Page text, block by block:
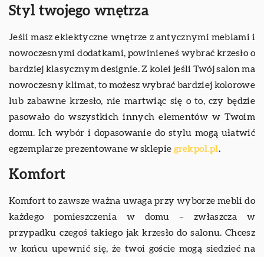
Styl twojego wnętrza
Jeśli masz eklektyczne wnętrze z antycznymi meblami i
nowoczesnymi dodatkami, powinieneś wybrać krzesło o
bardziej klasycznym designie. Z kolei jeśli Twój salon ma
nowoczesny klimat, to możesz wybrać bardziej kolorowe
lub zabawne krzesło, nie martwiąc się o to, czy będzie
pasowało do wszystkich innych elementów w Twoim
domu. Ich wybór i dopasowanie do stylu mogą ułatwić
egzemplarze prezentowane w sklepie grekpol.pl.
Komfort
Komfort to zawsze ważna uwaga przy wyborze mebli do
każdego pomieszczenia w domu – zwłaszcza w
przypadku czegoś takiego jak krzesło do salonu. Chcesz
w końcu upewnić się, że twoi goście mogą siedzieć na